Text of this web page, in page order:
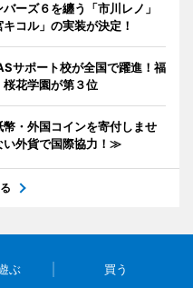
ーズ６を纏う「市川レノ」
コル」の実装が決定！
サポート校が全国で躍進！福
花学園が第３位
・外国コインを寄付しませ
い外貨で国際協力！≫
ぶ 買う